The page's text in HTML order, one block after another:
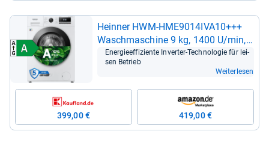
Hein­ner HWM-​HME9014IVA10+++
Wasch­ma­schine 9 kg, 1400 U/min,
Digi­tal-​Dis­play, Weiß
Ener­gie­ef­fi­zi­ente Inver­ter-​Tech­no­lo­gie für lei­
sen Betrieb
Weiterlesen
399,00 € 419,00 €